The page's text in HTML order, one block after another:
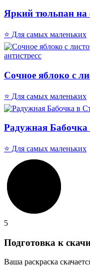
Яркий тюльпан на
⭐ Для самых маленьких
Сочное яблоко с
⭐ Для самых маленьких
Радужная
⭐ Для самых маленьких
5
Подготовка к
Ваша раскраска